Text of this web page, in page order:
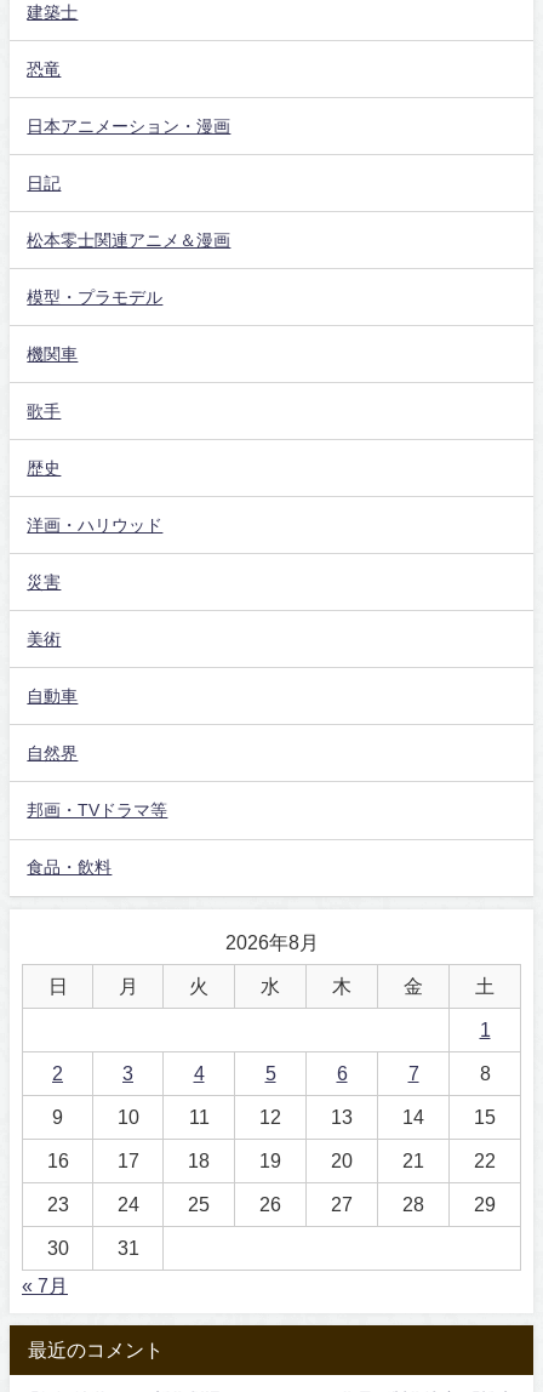
建築士
恐竜
日本アニメーション・漫画
日記
松本零士関連アニメ＆漫画
模型・プラモデル
機関車
歌手
歴史
洋画・ハリウッド
災害
美術
自動車
自然界
邦画・TVドラマ等
食品・飲料
2026年8月
日 月 火 水 木 金 土
1
2 3 4 5 6 7 8
9 10 11 12 13 14 15
16 17 18 19 20 21 22
23 24 25 26 27 28 29
30
31
« 7月
最近のコメント